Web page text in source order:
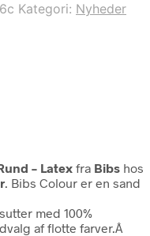
Kategori: Nyheder
– Latex fra Bibs hos
. Bibs Colour er en sand
med 100%
af flotte farver.Â